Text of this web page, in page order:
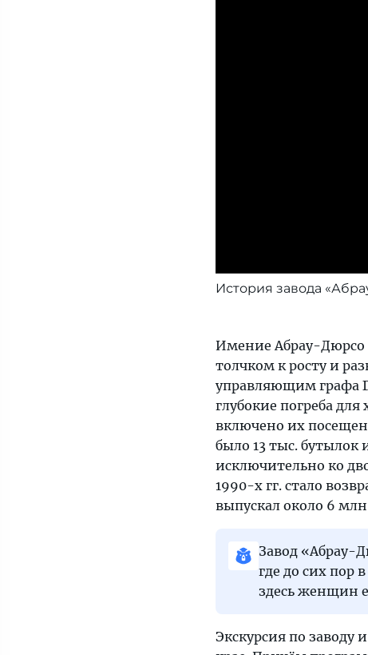
История завода
Имение Абрау-Дюрсо
толчком к росту и
управляющим графа
глубокие погреба
включено их
было 13 тыс. бутылок
исключительно ко
1990-х гг. стало
выпускал около 6
Завод «Абрау-
где до сих пор
здесь женщин
Экскурсия по заводу